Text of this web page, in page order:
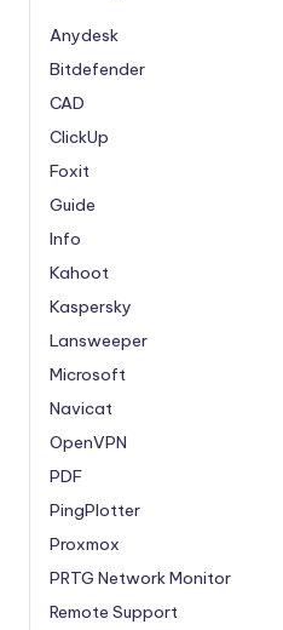
Anydesk
Bitdefender
CAD
ClickUp
Foxit
Guide
Info
Kahoot
Kaspersky
Lansweeper
Microsoft
Navicat
OpenVPN
PDF
PingPlotter
Proxmox
PRTG Network Monitor
Remote Support